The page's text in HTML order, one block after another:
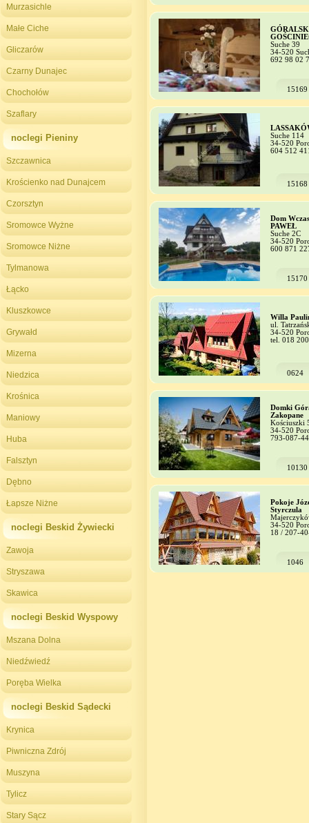
Murzasichle
Małe Ciche
Gliczarów
Czarny Dunajec
Chochołów
Szaflary
noclegi Pieniny
Szczawnica
Krościenko nad Dunajcem
Czorsztyn
Sromowce Wyżne
Sromowce Niżne
Tylmanowa
Łącko
Kluszkowce
Grywałd
Mizerna
Niedzica
Krośnica
Maniowy
Huba
Falsztyn
Dębno
Łapsze Niżne
noclegi Beskid Żywiecki
Zawoja
Stryszawa
Skawica
noclegi Beskid Wyspowy
Mszana Dolna
Niedźwiedź
Poręba Wielka
noclegi Beskid Sądecki
Krynica
Piwniczna Zdrój
Muszyna
Tylicz
Stary Sącz
Suche 39
34-520
692 98 02
15169
Suche 114
34-520
604 512
15168
Dom
PAWEŁ
Suche 2C
34-520
600 871
15170
Willa
ul.
34-520
tel. 018
0624
Domki
Zakopane
Kościuszki
34-520
793-087-
10130
Pokoje
Styrczula
34-520
18 / 207-
1046